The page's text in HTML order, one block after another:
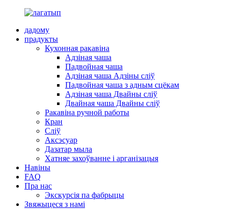
дадому
прадукты
Кухонная ракавіна
Адзіная чаша
Падвойная чаша
Адзіная чаша Адзіны сліў
Падвойная чаша з адным сцёкам
Адзіная чаша Двайны сліў
Двайная чаша Двайны сліў
Ракавіна ручной работы
Кран
Сліў
Аксэсуар
Дазатар мыла
Хатняе захоўванне і арганізацыя
Навіны
FAQ
Пра нас
Экскурсія па фабрыцы
Звяжыцеся з намі